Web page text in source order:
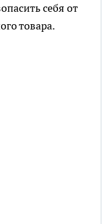
себя от
товара.